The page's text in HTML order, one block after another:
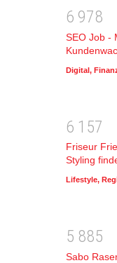
6 978
SEO Job -
Digital,
6 1 57
Friseur
Styling
Lifestyle,
5 885
Sabo